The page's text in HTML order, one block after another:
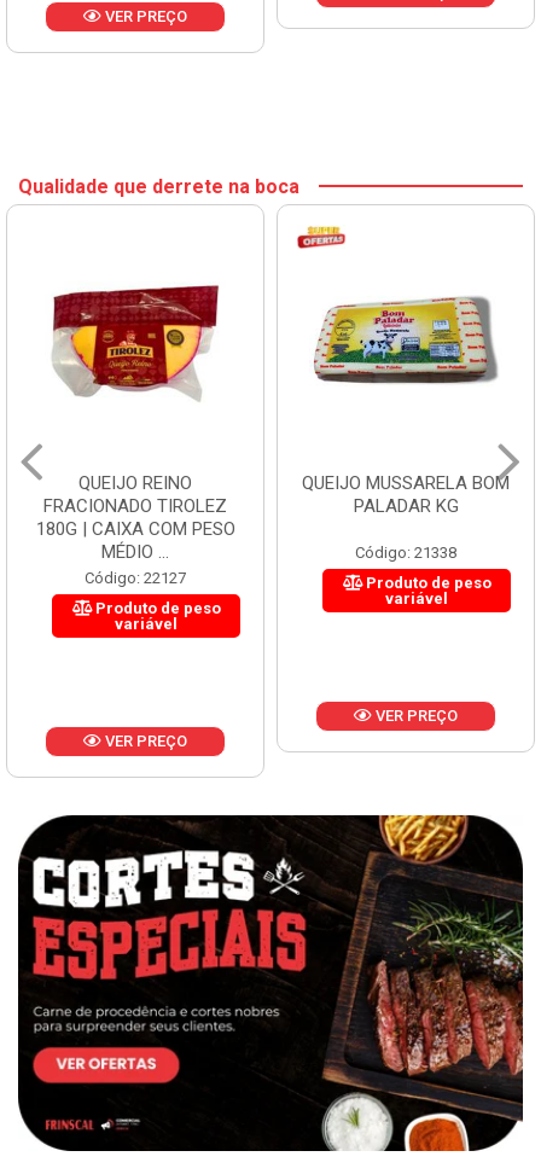
VER PREÇO
Qualidade que derrete na boca
QUEIJO REINO
FRACIONADO TIROLEZ
180G | CAIXA COM PESO
MÉDIO ...
Código: 22127
Produto de peso
variável
VER PREÇO
QUEIJO MUSSARELA BOM
PALADAR KG
Código: 21338
Produto de peso
variável
VER PREÇO